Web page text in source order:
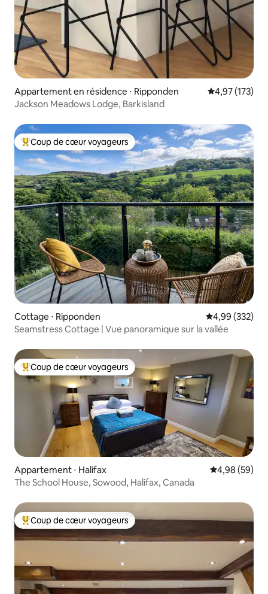
Appartement en résidence ⋅ Ripponden Évaluation
4,97 (173)
Jackson Meadows Lodge, Barkisland
Coups de cœur voyageurs les plus appréciés
Coup de cœur voyageurs
Cottage ⋅ Ripponden Évaluation
4,99 (332)
Seamstress Cottage | Vue panoramique sur la vallée
Coups de cœur voyageurs les plus appréciés
Coup de cœur voyageurs
Appartement ⋅ Halifax Évaluation
4,98 (59)
The School House, Sowood, Halifax, Canada
Coups de cœur voyageurs les plus appréciés
Coup de cœur voyageurs